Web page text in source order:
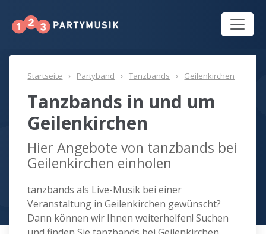
Startseite Partyband Tanzbands Geilenkirchen
Tanzbands in und um
Geilenkirchen
Hier Angebote von tanzbands bei
Geilenkirchen einholen
tanzbands als Live-Musik bei einer
Veranstaltung in Geilenkirchen gewünscht?
Dann können wir Ihnen weiterhelfen! Suchen